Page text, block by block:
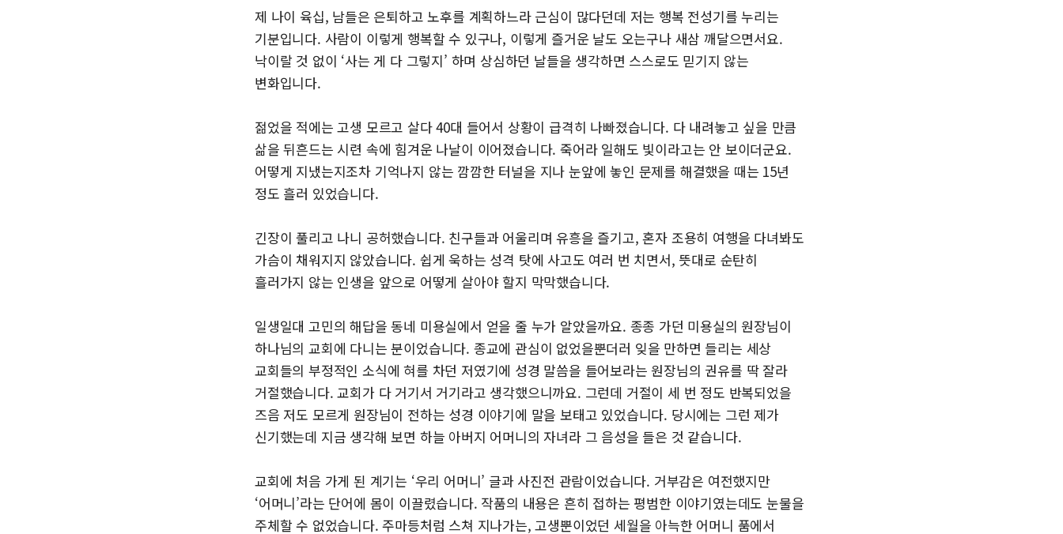
제 나이 육십, 남들은 은퇴하고 노후를 계획하느라 근심이 많다던데 저는 행복 전성기를 누리는
기분입니다. 사람이 이렇게 행복할 수 있구나, 이렇게 즐거운 날도 오는구나 새삼 깨달으면서요.
낙이랄 것 없이 ‘사는 게 다 그렇지’ 하며 상심하던 날들을 생각하면 스스로도 믿기지 않는
변화입니다.
젊었을 적에는 고생 모르고 살다 40대 들어서 상황이 급격히 나빠졌습니다. 다 내려놓고 싶을 만큼
삶을 뒤흔드는 시련 속에 힘겨운 나날이 이어졌습니다. 죽어라 일해도 빛이라고는 안 보이더군요.
어떻게 지냈는지조차 기억나지 않는 깜깜한 터널을 지나 눈앞에 놓인 문제를 해결했을 때는 15년
정도 흘러 있었습니다.
긴장이 풀리고 나니 공허했습니다. 친구들과 어울리며 유흥을 즐기고, 혼자 조용히 여행을 다녀봐도
가슴이 채워지지 않았습니다. 쉽게 욱하는 성격 탓에 사고도 여러 번 치면서, 뜻대로 순탄히
흘러가지 않는 인생을 앞으로 어떻게 살아야 할지 막막했습니다.
일생일대 고민의 해답을 동네 미용실에서 얻을 줄 누가 알았을까요. 종종 가던 미용실의 원장님이
하나님의 교회에 다니는 분이었습니다. 종교에 관심이 없었을뿐더러 잊을 만하면 들리는 세상
교회들의 부정적인 소식에 혀를 차던 저였기에 성경 말씀을 들어보라는 원장님의 권유를 딱 잘라
거절했습니다. 교회가 다 거기서 거기라고 생각했으니까요. 그런데 거절이 세 번 정도 반복되었을
즈음 저도 모르게 원장님이 전하는 성경 이야기에 말을 보태고 있었습니다. 당시에는 그런 제가
신기했는데 지금 생각해 보면 하늘 아버지 어머니의 자녀라 그 음성을 들은 것 같습니다.
교회에 처음 가게 된 계기는 ‘우리 어머니’ 글과 사진전 관람이었습니다. 거부감은 여전했지만
‘어머니’라는 단어에 몸이 이끌렸습니다. 작품의 내용은 흔히 접하는 평범한 이야기였는데도 눈물을
주체할 수 없었습니다. 주마등처럼 스쳐 지나가는, 고생뿐이었던 세월을 아늑한 어머니 품에서